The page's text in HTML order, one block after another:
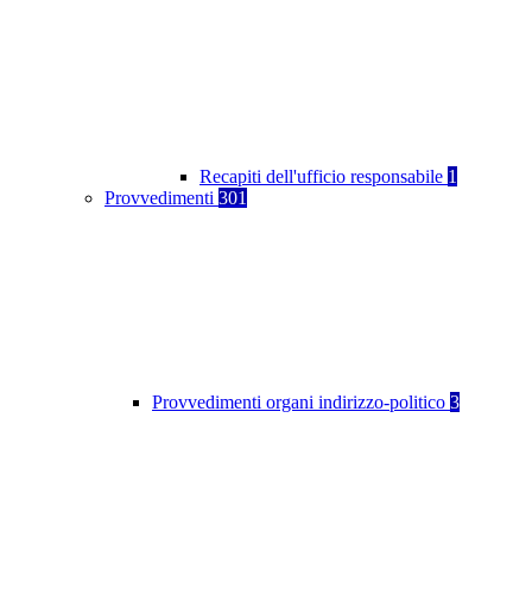
Recapiti dell'ufficio responsabile 1
Provvedimenti 301
Provvedimenti organi indirizzo-politico 3